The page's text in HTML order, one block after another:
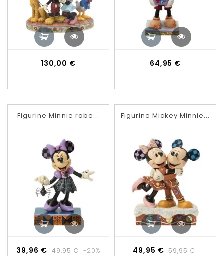
130,00 € 64,95 €
Figurine Minnie robe...
39,96 € Prix
49,95 € Prix
-20%
Figurine Mickey Minnie...
49,95 € Prix
59,95 €